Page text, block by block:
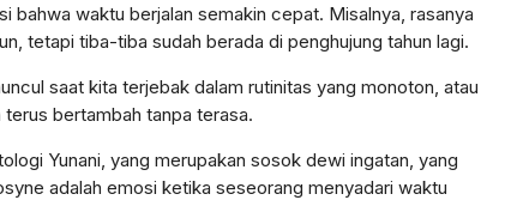
bahwa waktu berjalan semakin cepat. Misalnya, rasanya
tetapi tiba-tiba sudah berada di penghujung tahun lagi.
saat kita terjebak dalam rutinitas yang monoton, atau
bertambah tanpa terasa.
Yunani, yang merupakan sosok dewi ingatan, yang
adalah emosi ketika seseorang menyadari waktu